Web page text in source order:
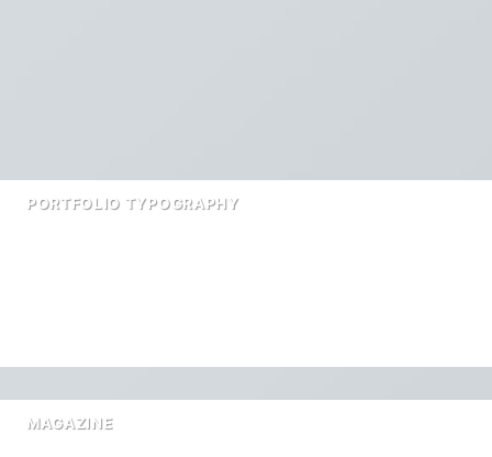
PORTFOLIO TYPOGRAPHY
MAGAZINE